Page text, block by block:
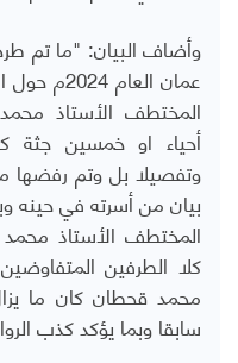
وأضاف البيان: "ما تم
عمان
المختطف الأستاذ
أحياء او خمسين جثة
وتفصيلا بل وتم رفضها
بيان من أسرته في حينه
المختطف الأستاذ
كلا الطرفين
محمد قحطان كان ما
سابقا وبما يؤكد كذب